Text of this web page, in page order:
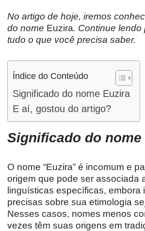
No artigo de hoje, iremos
do nome Euzira. Continue lendo
tudo o que você precisa saber.
Índice do Conteúdo
Significado do nome Euzira
E aí, gostou do artigo?
Significado do nome
O nome “Euzira” é incomum e
origem que pode ser associada
linguísticas específicas, embora
precisas sobre sua etimologia
Nesses casos, nomes menos
vezes têm suas origens em